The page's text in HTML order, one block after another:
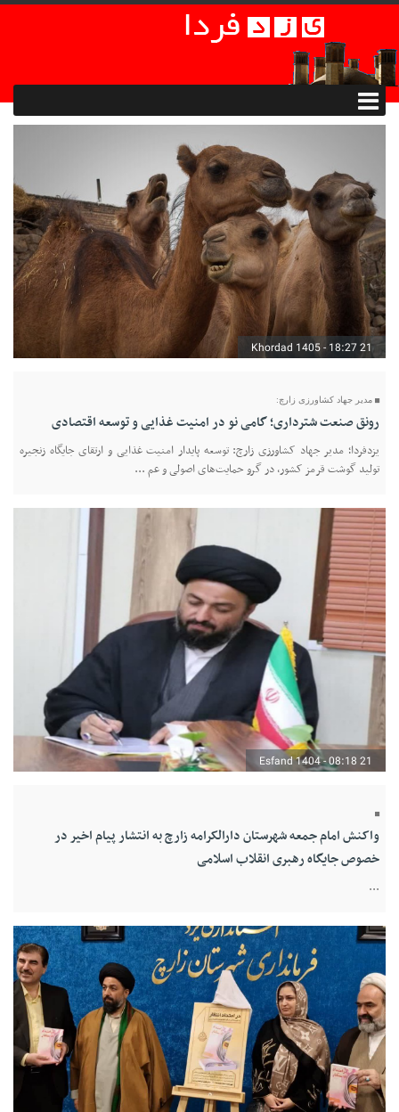
21 Khordad 1405 - 18:27
مدیر جهاد کشاورزی زارچ:
رونق صنعت شترداری؛ گامی نو در امنیت غذایی و توسعه اقتصادی
یزدفردا؛ مدیر جهاد کشاورزی زارچ: توسعه پایدار امنیت غذایی و ارتقای جایگاه زنجیره
تولید گوشت قرمز کشور، در گرو حمایت‌های اصولی و عم ...
21 Esfand 1404 - 08:18
واکنش امام جمعه شهرستان دارالکرامه زارچ به انتشار پیام اخیر در
خصوص جایگاه رهبری انقلاب اسلامی
...